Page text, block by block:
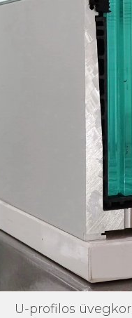
U-profilos